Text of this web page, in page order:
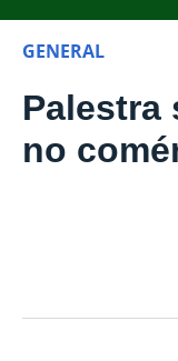
GENERAL
Palestra
no